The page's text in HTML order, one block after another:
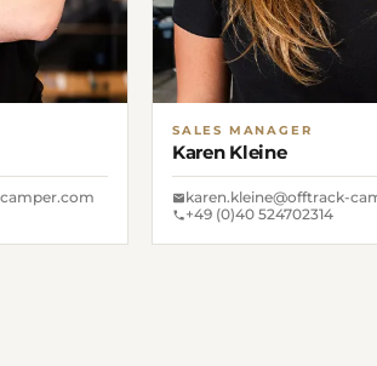
SALES MANAGER
Karen Kleine
karen.kleine@offtrack-
+49 (0)40 524702314